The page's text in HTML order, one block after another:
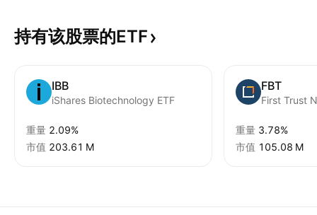
持有该股票的ETF
IBB
iShares Biotechnology ETF
重量 2.09%
市值 ‪203.61 M‬
FBT
重量 3.78%
市值 ‪105.08 M‬